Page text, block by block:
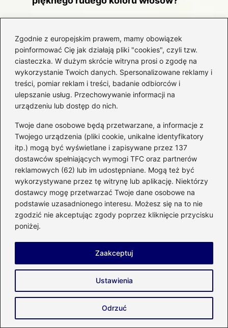
Zgodnie z europejskim prawem, mamy obowiązek
poinformować Cię jak działają pliki "cookies", czyli tzw.
ciasteczka. W dużym skrócie witryna prosi o zgodę na
wykorzystanie Twoich danych. Spersonalizowane reklamy i
treści, pomiar reklam i treści, badanie odbiorców i
ulepszanie usług. Przechowywanie informacji na
urządzeniu lub dostęp do nich.
Twoje dane osobowe będą przetwarzane, a informacje z
Twojego urządzenia (pliki cookie, unikalne identyfikatory
itp.) mogą być wyświetlane i zapisywane przez 137
dostawców spełniających wymogi TFC oraz partnerów
reklamowych (62) lub im udostępniane. Mogą też być
wykorzystywane przez tę witrynę lub aplikację. Niektórzy
dostawcy mogę przetwarzać Twoje dane osobowe na
podstawie uzasadnionego interesu. Możesz się na to nie
zgodzić nie akceptując zgody poprzez kliknięcie przycisku
poniżej.
Ustawienia
Odrzuć
Zaakceptuj
Konserwacja i sprawdzenie efektywności
zaworu
Montaż zaworu mieszającego CO
Najczęstsze błędy montażowe zaworu
mieszającego
Przygotowanie instalacji centralnego
ogrzewania
Wybór zaworu mieszającego do CO
Olga Sawczuk
Nazywam się Olga i od lat z pasją piszę o wszystkim, co
sprawia, że dom staje się bardziej komfortowy,
energooszczędny i przyjazny dla środowiska. Na blogu
enco-energetyka.com.pl łączę wiedzę z zakresu
energetyki, OZE, budownictwa, instalacji, wnętrz, ogrodu i